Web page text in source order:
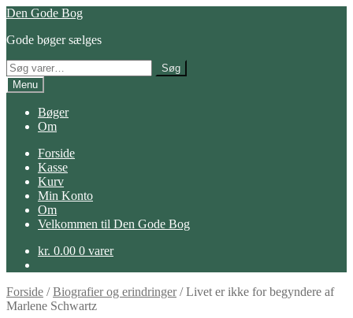
Spring
navigation
Spring
indhold
Den Gode Bog
Gode bøger sælges
Søg
efter:
Søg
Menu
Bøger
Om
Forside
Kasse
Kurv
Min Konto
Om
Velkommen til Den Gode Bog
kr. 0.00 0 varer
Forside /Biografier og erindringer/Livet er ikke for begyndere af
Marlene Schwartz